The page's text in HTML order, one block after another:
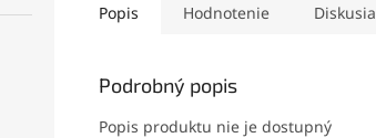
Popis Hodnotenie Diskusia
Podrobný popis
Popis produktu nie je dostupný